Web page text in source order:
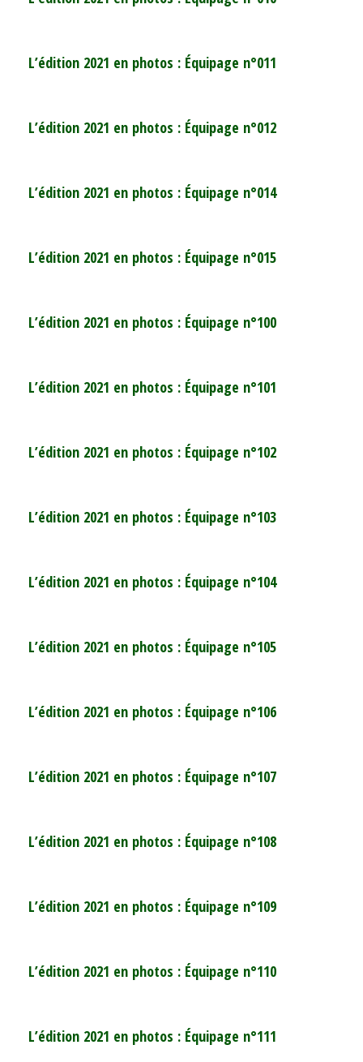
L’édition 2021 en photos : Équipage n°011
L’édition 2021 en photos : Équipage n°012
L’édition 2021 en photos : Équipage n°014
L’édition 2021 en photos : Équipage n°015
L’édition 2021 en photos : Équipage n°100
L’édition 2021 en photos : Équipage n°101
L’édition 2021 en photos : Équipage n°102
L’édition 2021 en photos : Équipage n°103
L’édition 2021 en photos : Équipage n°104
L’édition 2021 en photos : Équipage n°105
L’édition 2021 en photos : Équipage n°106
L’édition 2021 en photos : Équipage n°107
L’édition 2021 en photos : Équipage n°108
L’édition 2021 en photos : Équipage n°109
L’édition 2021 en photos : Équipage n°110
L’édition 2021 en photos : Équipage n°111